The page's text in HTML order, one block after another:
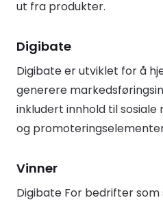
ut fra produkter.
Digibate
Digibate er utviklet for å
generere
inkludert innhold til
og
Vinner
Digibate For bedrifter